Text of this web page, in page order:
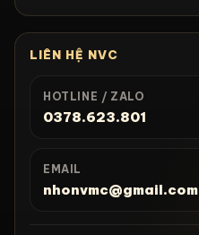
LIÊN HỆ NVC
HOTLINE / ZALO
0378.623.801
EMAIL
nhonvmc@gmail.com